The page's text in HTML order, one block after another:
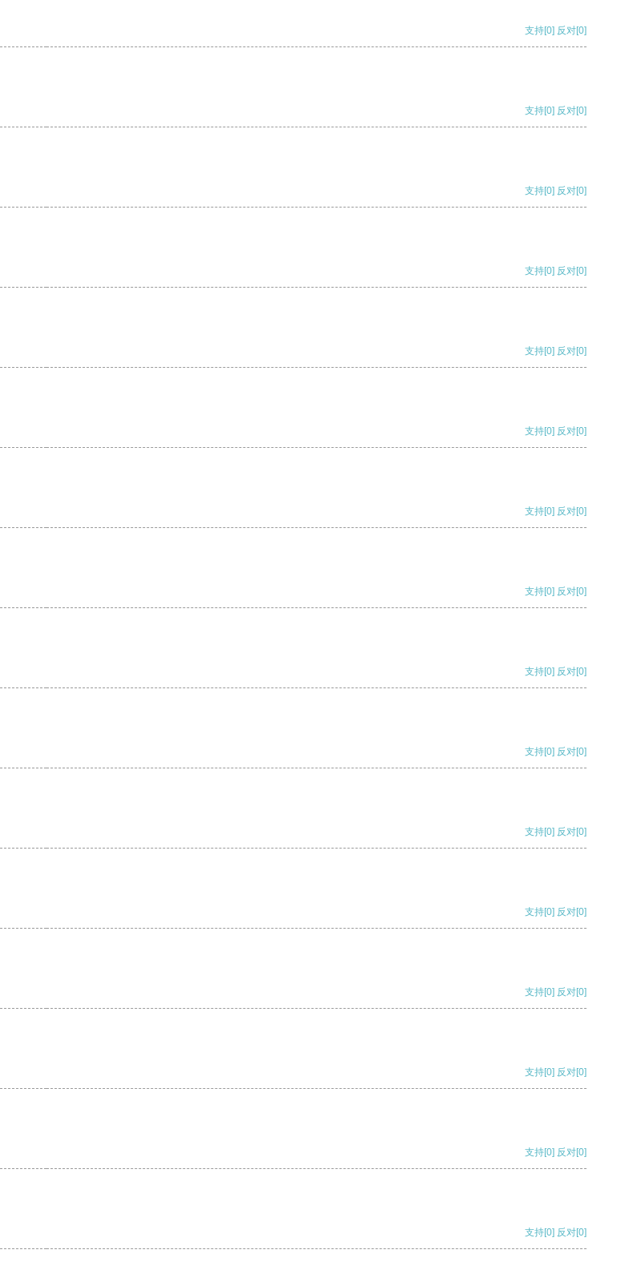
支持[0] 反对[0]
支持[0] 反对[0]
支持[0] 反对[0]
支持[0] 反对[0]
支持[0] 反对[0]
支持[0] 反对[0]
支持[0] 反对[0]
支持[0] 反对[0]
支持[0] 反对[0]
支持[0] 反对[0]
支持[0] 反对[0]
支持[0] 反对[0]
支持[0] 反对[0]
支持[0] 反对[0]
支持[0] 反对[0]
支持[0] 反对[0]